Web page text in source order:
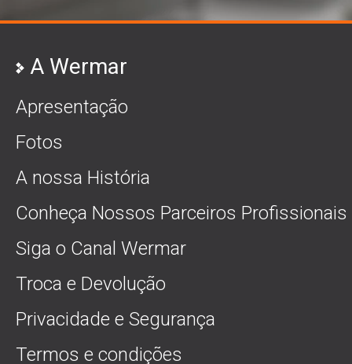
A Wermar
Apresentação
Fotos
A nossa História
Conheça Nossos Parceiros Profissionais
Siga o Canal Wermar
Troca e Devolução
Privacidade e Segurança
Termos e condições